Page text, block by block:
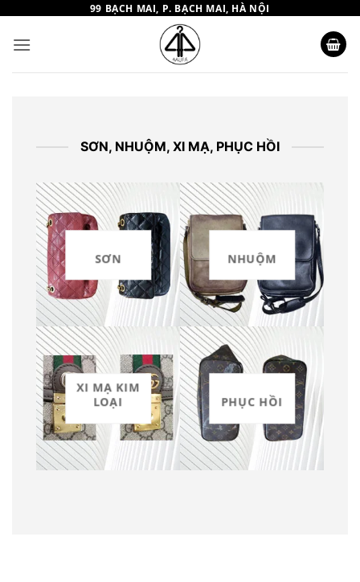
nội
dung
99 BẠCH MAI, P. BẠCH MAI, HÀ NỘI
SƠN, NHUỘM, XI MẠ, PHỤC HỒI
SƠN NHUỘM
XI MẠ KIM
LOẠI
PHỤC HỒI